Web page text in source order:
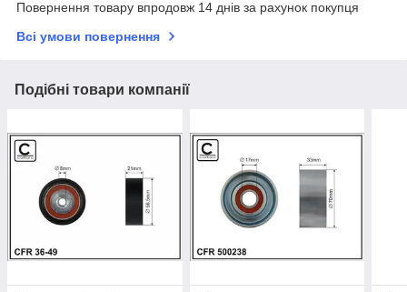
Повернення товару впродовж 14 днів за рахунок покупця
Всі умови повернення
Подібні товари компанії